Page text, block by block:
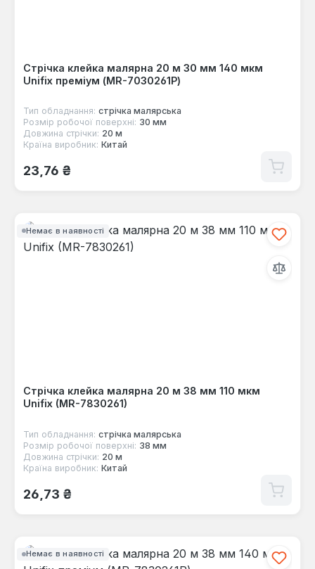
Стрічка клейка малярна 20 м 30 мм 140 мкм
Unifix преміум (MR-7030261P)
Тип обладнання: стрічка малярська
Розмір робочої поверхні: 30 мм
Довжина стрічки: 20 м
Країна виробник: Китай
Звичайна ціна:
23,76 ₴
Немає в наявності
Стрічка клейка малярна 20 м 38 мм 110 мкм
Unifix (MR-7830261)
Тип обладнання: стрічка малярська
Розмір робочої поверхні: 38 мм
Довжина стрічки: 20 м
Країна виробник: Китай
Звичайна ціна:
26,73 ₴
Немає в наявності